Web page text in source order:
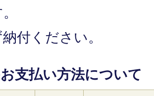
付ください。
支払い方法について